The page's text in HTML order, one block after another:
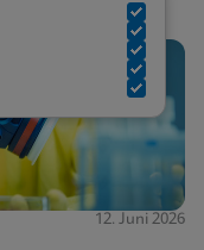
12. Juni 2026